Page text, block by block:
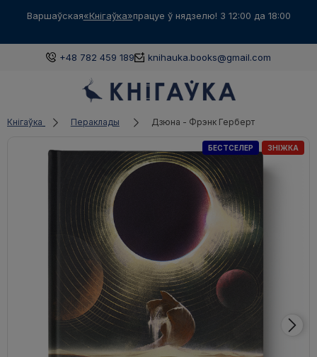
Варшаўская«Кнігаўка»працуе ў нядзелю! З 12:00 да 18:00
+48 782 459 189 knihauka.books@gmail.com
Кнігаўка Пераклады Дзюна - Фрэнк Герберт
ЗНІЖКА
БЕСТСЕЛЕР